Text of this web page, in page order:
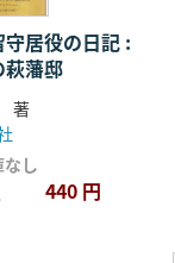
居役の日記 :
萩藩邸
著
し
440 円